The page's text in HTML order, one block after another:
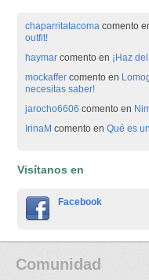
chaparritatacoma comento
outfit!
haymar comento en ¡Haz
mockaffer comento en
necesitas saber!
jarocho6606 comento en
IrinaM comento enQué es
Visítanos en
Facebook
Comunidad